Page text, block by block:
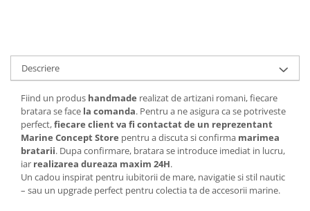
Descriere
Fiind un produs handmade realizat de artizani romani, fiecare
bratara se face la comanda. Pentru a ne asigura ca se potriveste
perfect,fiecare client va fi contactat de un reprezentant
Marine Concept Store pentru a discuta si confirma marimea
bratarii. Dupa confirmare, bratara se introduce imediat in lucru,
iar realizarea dureaza maxim 24H.
Un cadou inspirat pentru iubitorii de mare, navigatie si stil nautic
– sau un upgrade perfect pentru colectia ta de accesorii marine.